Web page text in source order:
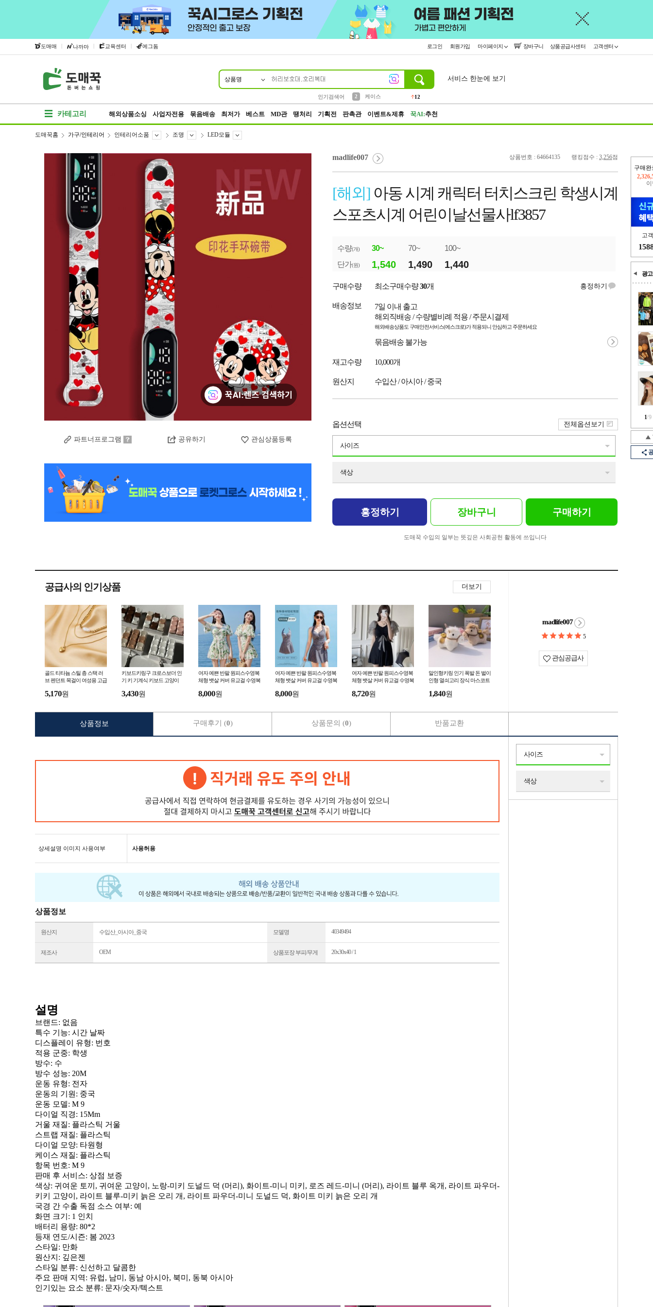
도매매 | 나까마 | 교육센터 | 에그돔 로그인 회원가입 마이페이지 장바구니 상품공급사센터 고객센터
상품명
인기검색어
2
케이스
12
서비스 한눈에 보기
카테고리 해외상품소싱 사업자전용 묶음배송 최저가 베스트 MD관 땡처리 기획전 판촉관 이벤트&제휴 꾹AI:추천
구매완
고
광고
1/9
도매꾹홈 가구/인테리어 인테리어소품 조명 LED모듈
파트너프로그램 공유하기 관심상품등록
상품번호 : 64664135 랭킹점수 : 3,256점
madlife007
[해외] 아동 시계 캐릭터 터치스크린 학생시계
스포츠시계 어린이날선물사lf3857
수량(개) 30~ 70~
100~
단가(원) 1,540 1,490 1,440
구매수량 최소구매수량30개 흥정하기
배송정보
7일 이내 출고
해외직배송 / 수량별비례 적용 / 주문시결제
해외배송상품도 구매안전서비스(에스크로)가 적용되니 안심하고 주문하세요
묶음배송 불가능
재고수량 10,000개
원산지 수입산 / 아시아 / 중국
옵션선택
사이즈
색상
전체옵션보기
흥정하기 장바구니 구매하기
도매꾹 수입의 일부는 뜻깊은 사회공헌 활동에 쓰입니다
공급사의 인기상품 더보기
골드 티타늄 스틸 층 스택 러
브 펜던트 목걸이 여성용 고급
5,170원
키보드키링구 크로스보더 인
기 키 기계식 키보드 고양이
3,430원
여자 예쁜 반팔 원피스수영복
체형 뱃살 커버 유교걸 수영복
8,000원
여자 예쁜 반팔 원피스수영복
체형 뱃살 커버 유교걸 수영복
8,000원
여자 예쁜 반팔 원피스수영복
체형 뱃살 커버 유교걸 수영복
8,720원
말인형키링 인기 폭발 돈 벌이
인형 열쇠고리 장식 마스코트
1,840원
madlife007
5
관심공급사
상세설명 이미지 사용여부 사용허용
상품정보
원산지 수입산_아시아_중국 모델명 40349494
제조사 OEM 상품포장 부피/무게 20x30x40 / 1
설명
브랜드: 없음
특수 기능: 시간 날짜
디스플레이 유형: 번호
적용 군중: 학생
방수: 수
방수 성능: 20M
운동 유형: 전자
운동의 기원 : 중국
운동 모델: M 9
다이얼 직경: 15Mm
거울 재질: 플라스틱 거울
스트랩 재질: 플라스틱
다이얼 모양: 타원형
케이스 재질: 플라스틱
항목 번호: M 9
판매 후 서비스: 상점 보증
색상: 귀여운 토끼, 귀여운 고양이, 노랑-미키 도널드 덕 (머리), 화이트-미니 미키, 로즈 레드-미니 (머리), 라이트 블루 옥개, 라이트 파우더-
키키 고양이, 라이트 블루-미키 늙은 오리 개, 라이트 파우더-미니 도널드 덕, 화이트 미키 늙은 오리 개
국경 간 수출 독점 소스 여부: 예
화면 크기 : 1 인치
배터리 용량: 80*2
등재 연도/시즌: 봄 2023
스타일: 만화
원산지 : 깊은젠
스타일 분류: 신선하고 달콤한
주요 판매 지역: 유럽, 남미, 동남 아시아, 북미, 동북 아시아
인기있는 요소 분류: 문자/숫자/텍스트
상품정보 구매후기 (0) 상품문의 (0) 반품교환
사이즈
색상